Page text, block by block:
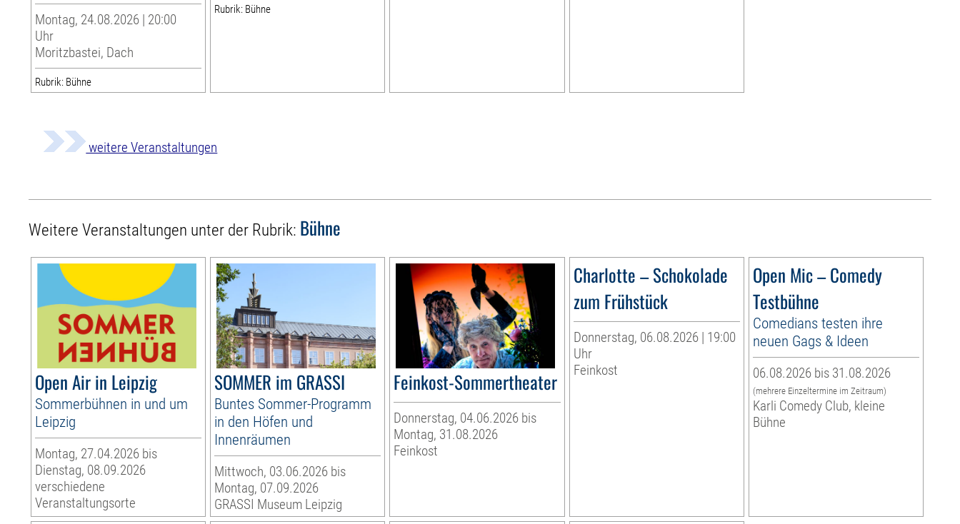
Montag, 24.08.2026 | 20:00
Uhr
Moritzbastei, Dach
Rubrik: Bühne
Rubrik: Bühne
weitere Veranstaltungen
Weitere Veranstaltungen unter der Rubrik: Bühne
Open Air in Leipzig
Sommerbühnen in und um
Leipzig
Montag, 27.04.2026 bis
Dienstag, 08.09.2026
verschiedene
Veranstaltungsorte
SOMMER im GRASSI
Buntes Sommer-Programm
in den Höfen und
Innenräumen
Mittwoch, 03.06.2026 bis
Montag, 07.09.2026
GRASSI Museum Leipzig
Feinkost-Sommertheater
Donnerstag, 04.06.2026 bis
Montag, 31.08.2026
Feinkost
Charlotte – Schokolade
zum Frühstück
Donnerstag, 06.08.2026 | 19:00
Uhr
Feinkost
Open Mic – Comedy
Testbühne
Comedians testen ihre
neuen Gags & Ideen
06.08.2026 bis 31.08.2026
(mehrere Einzeltermine im Zeitraum)
Karli Comedy Club, kleine
Bühne